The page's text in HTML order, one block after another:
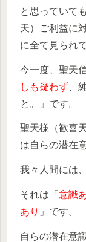
と思っていて
天）ご利益に
に全て見られ
今一度、聖天
しも疑わず 、
と。」です。
聖天様（歓喜
は自らの潜在
我々人間には
それは「 意識
あり 」です。
自らの潜在意